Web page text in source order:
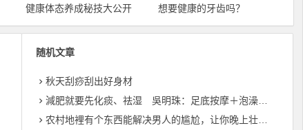
健康体态养成秘技大公开
想要健康的牙齿吗？
随机文章
秋天刮痧刮出好身材
減肥就要先化痰、祛湿 吳明珠：足底按摩＋泡澡排毒
农村地裡有个东西能解决男人的尴尬，让你晚上壮如猛牛床受不了